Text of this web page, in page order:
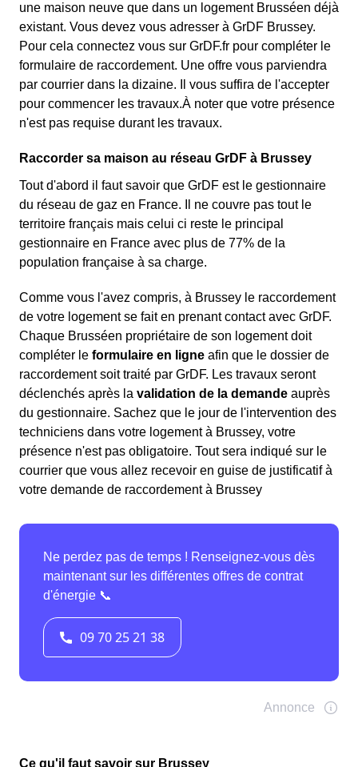
une maison neuve que dans un logement Brusséen déjà
existant. Vous devez vous adresser à GrDF Brussey.
Pour cela connectez vous sur GrDF.fr pour compléter le
formulaire de raccordement. Une offre vous parviendra
par courrier dans la dizaine. Il vous suffira de l'accepter
pour commencer les travaux.À noter que votre présence
n'est pas requise durant les travaux.
Raccorder sa maison au réseau GrDF à Brussey
Tout d'abord il faut savoir que GrDF est le gestionnaire
du réseau de gaz en France. Il ne couvre pas tout le
territoire français mais celui ci reste le principal
gestionnaire en France avec plus de 77% de la
population française à sa charge.
Comme vous l'avez compris, à Brussey le raccordement
de votre logement se fait en prenant contact avec GrDF.
Chaque Brusséen propriétaire de son logement doit
compléter le formulaire en ligne afin que le dossier de
raccordement soit traité par GrDF. Les travaux seront
déclenchés après la validation de la demande auprès
du gestionnaire. Sachez que le jour de l'intervention des
techniciens dans votre logement à Brussey, votre
présence n'est pas obligatoire. Tout sera indiqué sur le
courrier que vous allez recevoir en guise de justificatif à
votre demande de raccordement à Brussey
Ce qu'il faut savoir sur Brussey